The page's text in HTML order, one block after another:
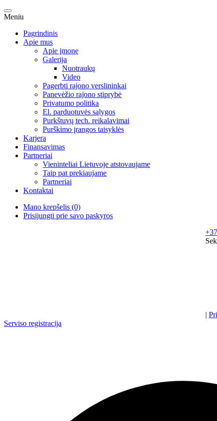
Meniu
Pagrindinis
Apie mus
Apie įmonę
Galerija
Nuotraukų
Video
Pagerbti rajono verslininkai
Panevėžio rajono stiprybė
Privatumo politika
El. parduotuvės sąlygos
Purkštuvų tech. reikalavimai
Purškimo įrangos taisyklės
Karjera
Finansavimas
Partneriai
Vieninteliai Lietuvoje atstovaujame
Taip pat prekiaujame
Partneriai
Kontaktai
Mano krepšelis (0)
Prisijungti prie savo paskyros
|
Serviso registracija